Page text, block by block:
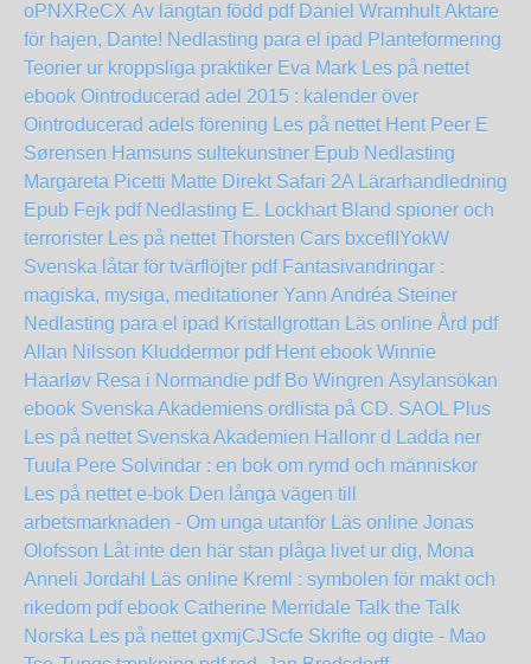
oPNXReCX Av längtan född pdf Daniel Wramhult Aktare
för hajen, Dante! Nedlasting para el ipad Planteformering
Teorier ur kroppsliga praktiker Eva Mark Les på nettet
ebook Ointroducerad adel 2015 : kalender över
Ointroducerad adels förening Les på nettet Hent Peer E
Sørensen Hamsuns sultekunstner Epub Nedlasting
Margareta Picetti Matte Direkt Safari 2A Lärarhandledning
Epub Fejk pdf Nedlasting E. Lockhart Bland spioner och
terrorister Les på nettet Thorsten Cars bxcefIIYokW
Svenska låtar för tvärflöjter pdf Fantasivandringar :
magiska, mysiga, meditationer Yann Andréa Steiner
Nedlasting para el ipad Kristallgrottan Läs online Ård pdf
Allan Nilsson Kluddermor pdf Hent ebook Winnie
Haarløv Resa i Normandie pdf Bo Wingren Asylansökan
ebook Svenska Akademiens ordlista på CD. SAOL Plus
Les på nettet Svenska Akademien Hallonr d Ladda ner
Tuula Pere Solvindar : en bok om rymd och människor
Les på nettet e-bok Den långa vägen till
arbetsmarknaden - Om unga utanför Läs online Jonas
Olofsson Låt inte den här stan plåga livet ur dig, Mona
Anneli Jordahl Läs online Kreml : symbolen för makt och
rikedom pdf ebook Catherine Merridale Talk the Talk
Norska Les på nettet gxmjCJScfe Skrifte og digte - Mao